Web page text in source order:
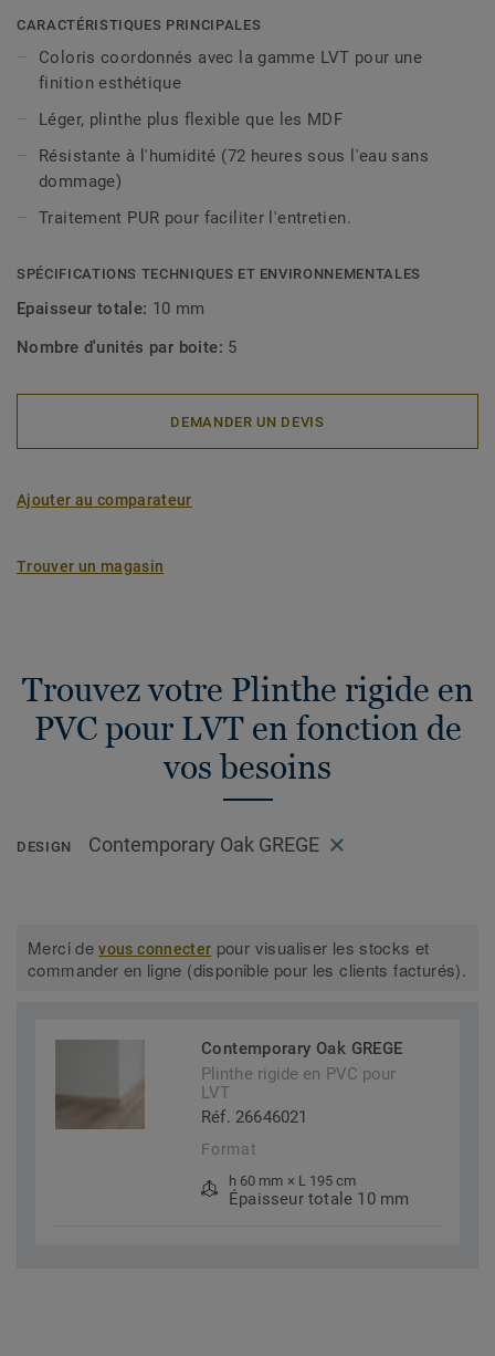
décoratives sont compatibles avec tous nos revêtements
LVT (à coller, à cliquer et en pose libre).
CARACTÉRISTIQUES PRINCIPALES
Coloris coordonnés avec la gamme LVT pour une
finition esthétique
Léger, plinthe plus flexible que les MDF
Résistante à l'humidité (72 heures sous l'eau sans
dommage)
Traitement PUR pour faciliter l'entretien.
SPÉCIFICATIONS TECHNIQUES ET ENVIRONNEMENTALES
Epaisseur totale: 10 mm
Nombre d'unités par boite: 5
DEMANDER UN DEVIS
Ajouter au comparateur
Trouver un magasin
Trouvez votre Plinthe rigide en
PVC pour LVT en fonction de
vos besoins
DESIGN Contemporary Oak GREGE
Merci devous connecter pour visualiser les stocks et
commander en ligne (disponible pour les clients facturés).
Contemporary Oak GREGE
Plinthe rigide en PVC pour
LVT
Réf. 26646021
Format
h 60 mm × L 195 cm
Épaisseur totale 10 mm